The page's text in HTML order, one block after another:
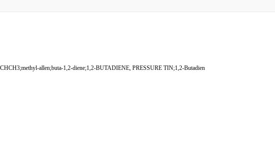
allen;buta-1,2-diene;1,2-BUTADIENE, PRESSURE TIN;1,2-Butadien